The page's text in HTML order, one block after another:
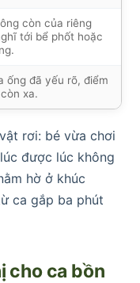
còn của riêng
tới bể phốt hoặc
ống đã yếu rõ, điểm
xa.
rơi: bé vừa chơi
được lúc không
hờ ở khúc
ca gắp ba phút
cho ca bồn